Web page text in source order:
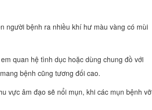
người bệnh ra nhiều khí hư màu vàng có mùi
quan hệ tình dục hoặc dùng chung đồ với
bệnh cũng tương đối cao.
vực âm đạo sẽ nổi mụn, khi các mụn bệnh vỡ